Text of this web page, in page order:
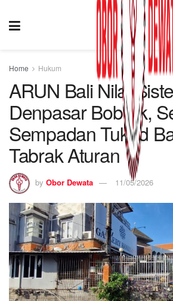
Home Hukum
ARUN Bali Nilai
Denpasar Bobrok,
Sempadan Tukad
Tabrak Aturan
by Obor Dewata 11/05/2026